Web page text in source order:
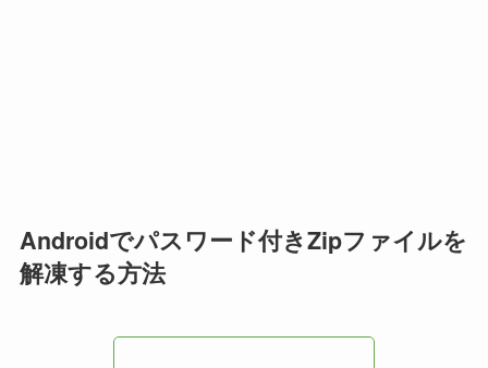
Androidでパスワード付きZipファイルを
解凍する方法